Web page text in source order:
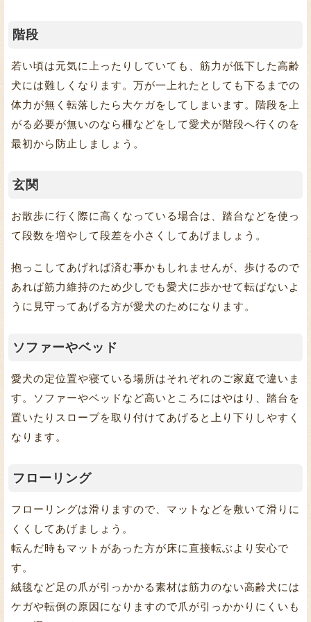
階段
若い頃は元気に上ったりしていても、筋力が低下した高齢
犬には難しくなります。万が一上れたとしても下るまでの
体力が無く転落したら大ケガをしてしまいます。階段を上
がる必要が無いのなら柵などをして愛犬が階段へ行くのを
最初から防止しましょう。
玄関
お散歩に行く際に高くなっている場合は、踏台などを使っ
て段数を増やして段差を小さくしてあげましょう。
抱っこしてあげれば済む事かもしれませんが、歩けるので
あれば筋力維持のため少しでも愛犬に歩かせて転ばないよ
うに見守ってあげる方が愛犬のためになります。
ソファーやベッド
愛犬の定位置や寝ている場所はそれぞれのご家庭で違いま
す。ソファーやベッドなど高いところにはやはり、踏台を
置いたりスロープを取り付けてあげると上り下りしやすく
なります。
フローリング
フローリングは滑りますので、マットなどを敷いて滑りに
くくしてあげましょう。
転んだ時もマットがあった方が床に直接転ぶより安心で
す。
絨毯など足の爪が引っかかる素材は筋力のない高齢犬には
ケガや転倒の原因になりますので爪が引っかかりにくいも